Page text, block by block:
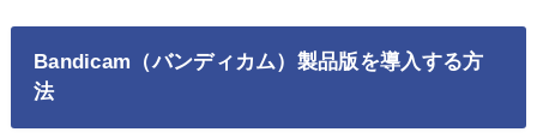
Bandicam（バンディカム）製品版を導入する方
法